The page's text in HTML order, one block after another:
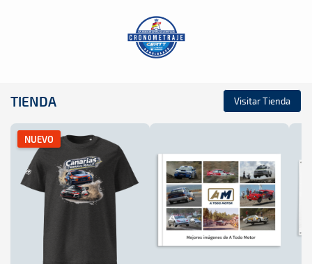
TIENDA Visitar Tienda
NUEVO